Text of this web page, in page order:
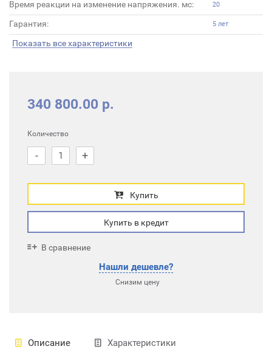
Время реакции на изменение напряжения. мс: 20
Гарантия: 5 лет
Показать все характеристики
340 800.00 р.
Количество
- +
Купить
Купить в кредит
В сравнение
Нашли дешевле?
Снизим цену
Описание Характеристики